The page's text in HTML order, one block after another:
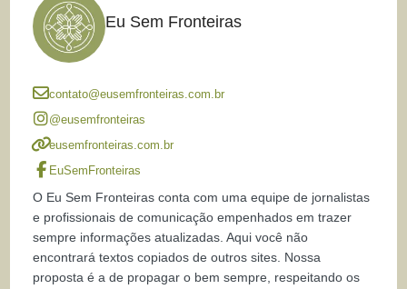
Eu Sem Fronteiras
contato@eusemfronteiras.com.br
@eusemfronteiras
eusemfronteiras.com.br
EuSemFronteiras
O Eu Sem Fronteiras conta com uma equipe de jornalistas
e profissionais de comunicação empenhados em trazer
sempre informações atualizadas. Aqui você não
encontrará textos copiados de outros sites. Nossa
proposta é a de propagar o bem sempre, respeitando os